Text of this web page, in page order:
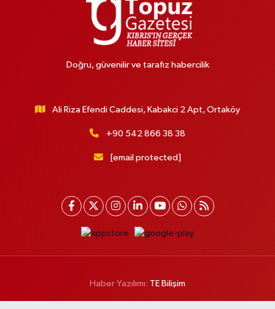
Doğru, güvenilir ve tarafız habercilik
Ali Riza Efendi Caddesi, Kabakci 2 Apt, Ortaköy
+90 542 866 38 38
[email protected]
Haber Yazılımı: TE Bilişim